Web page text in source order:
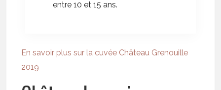
entre 10 et 15 ans.
En savoir plus sur la cuvée Château Grenouille
2019